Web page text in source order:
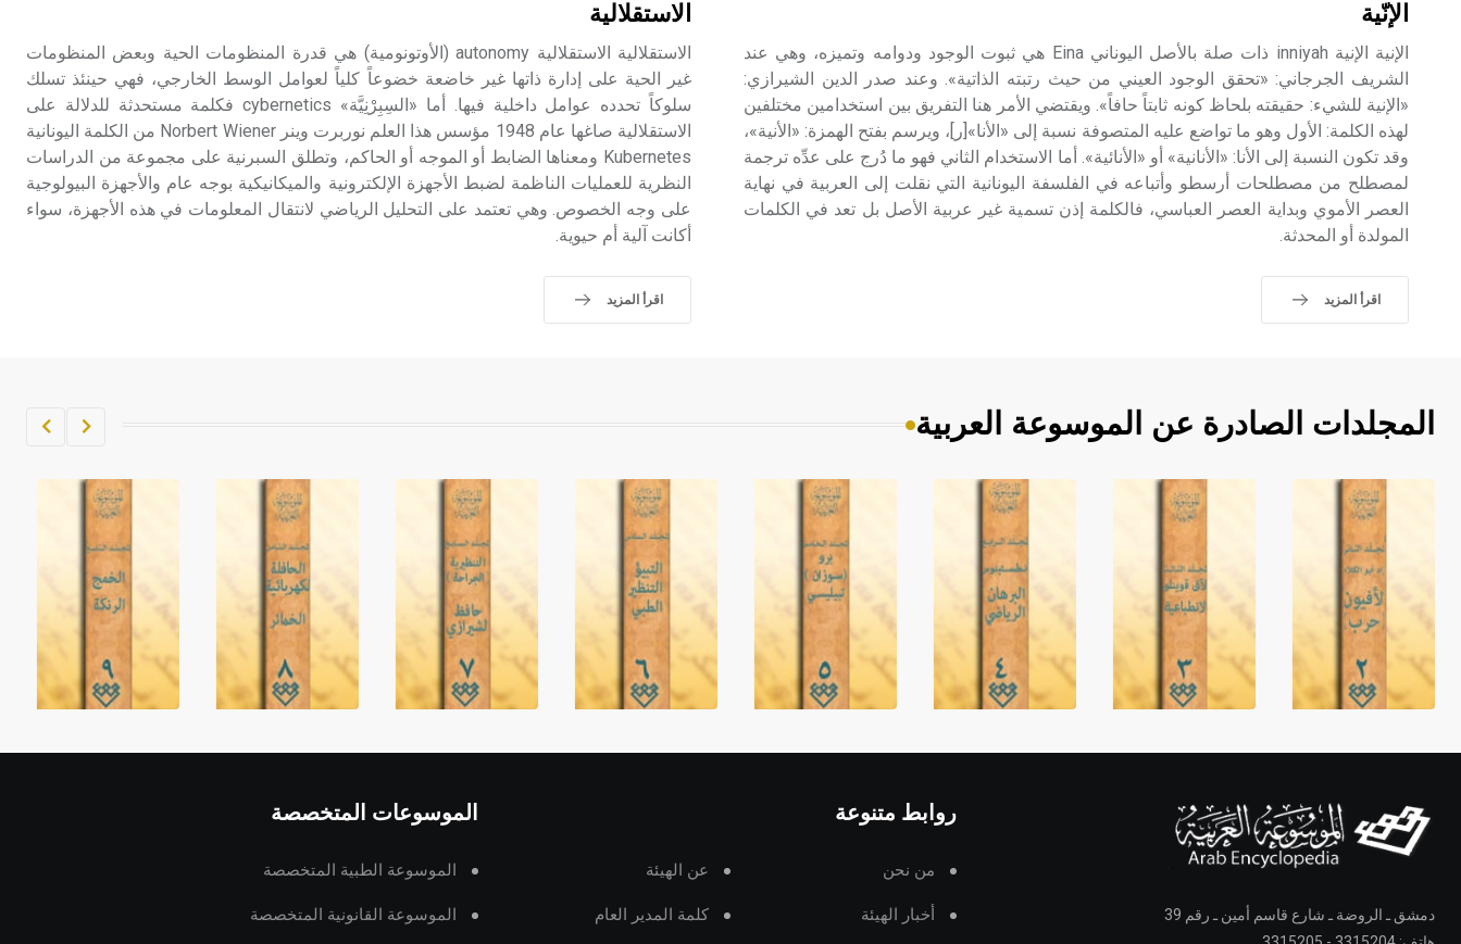
الإنكليزية أب
- هل تعلم أن أبجر Abgar اسم معروف
جيداً يعود إلى عدد من الملوك الذين
حكموا مدينة إديسا (الرها) من أبجر الأول
وحتى التاسع، وهم ينتسبون إلى أسرة
أوسروين
الإنّية
الإنية الإنية inniyah ذات صلة بالأصل اليوناني Eina هي ثبوت الوجود ودوامه وتميزه، وهي عند
الشريف الجرجاني: «تحقق الوجود العيني من حيث رتبته الذاتية». وعند صدر الدين الشيرازي:
«الإنية للشيء: حقيقته بلحاظ كونه ثابتاً حافاً». ويقتضي الأمر هنا التفريق بين استخدامين مختلفين
لهذه الكلمة: الأول وهو ما تواضع عليه المتصوفة نسبة إلى «الأنا»[ر]، ويرسم بفتح الهمزة: «الأنية»،
وقد تكون النسبة إلى الأنا: «الأنانية» أو «الأنائية». أما الاستخدام الثاني فهو ما دُرج على عدِّه ترجمة
لمصطلح من مصطلحات أرسطو وأتباعه في الفلسفة اليونانية التي نقلت إلى العربية في نهاية
العصر الأموي وبداية العصر العباسي، فالكلمة إذن تسمية غير عربية الأصل بل تعد في الكلمات
المولدة أو المحدثة.
اقرأ المزيد
الاستقلالية
الاستقلالية الاستقلالية autonomy (الأوتونومية) هي قدرة المنظومات الحية وبعض المنظومات
غير الحية على إدارة ذاتها غير خاضعة خضوعاً كلياً لعوامل الوسط الخارجي، فهي حينئذ تسلك
سلوكاً تحدده عوامل داخلية فيها. أما «السِبِرْنِيَّة» cybernetics فكلمة مستحدثة للدلالة على
الاستقلالية صاغها عام 1948 مؤسس هذا العلم نوربرت وينر Norbert Wiener من الكلمة اليونانية
Kubernetes ومعناها الضابط أو الموجه أو الحاكم، وتطلق السبرنية على مجموعة من الدراسات
النظرية للعمليات الناظمة لضبط الأجهزة الإلكترونية والميكانيكية بوجه عام والأجهزة البيولوجية
على وجه الخصوص. وهي تعتمد على التحليل الرياضي لانتقال المعلومات في هذه الأجهزة، سواء
أكانت آلية أم حيوية.
اقرأ المزيد
المجلدات الصادرة عن الموسوعة العربية
دمشق ـ الروضة ـ شارع قاسم أمين ـ رقم 39
روابط متنوعة
من نحن عن الهيئة
أخبار الهيئة كلمة المدير العام
الموسوعات المتخصصة
الموسوعة الطبية المتخصصة
الموسوعة القانونية المتخصصة